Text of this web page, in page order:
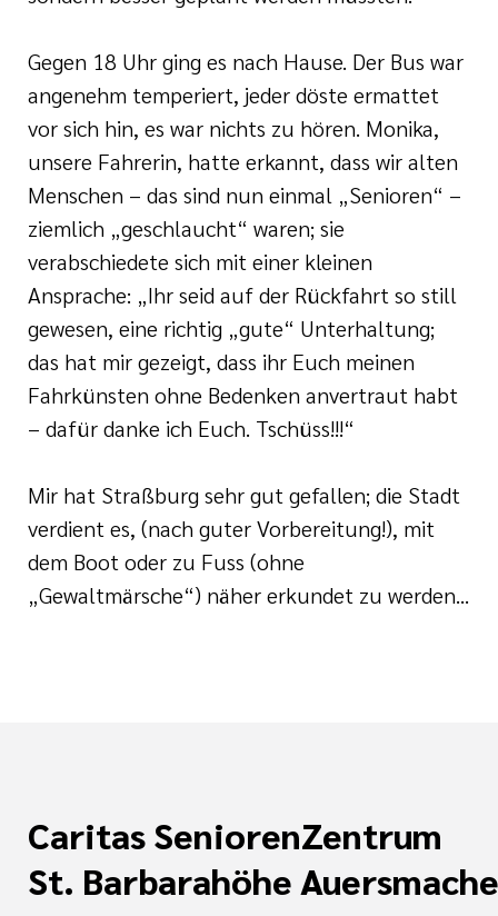
Gegen 18 Uhr ging es nach Hause. Der Bus war
angenehm temperiert, jeder döste ermattet
vor sich hin, es war nichts zu hören. Monika,
unsere Fahrerin, hatte erkannt, dass wir alten
Menschen – das sind nun einmal „Senioren“ –
ziemlich „geschlaucht“ waren; sie
verabschiedete sich mit einer kleinen
Ansprache: „Ihr seid auf der Rückfahrt so still
gewesen, eine richtig „gute“ Unterhaltung;
das hat mir gezeigt, dass ihr Euch meinen
Fahrkünsten ohne Bedenken anvertraut habt
– dafür danke ich Euch. Tschüss!!!“
Mir hat Straßburg sehr gut gefallen; die Stadt
verdient es, (nach guter Vorbereitung!), mit
dem Boot oder zu Fuss (ohne
„Gewaltmärsche“) näher erkundet zu werden...
Caritas SeniorenZentrum
St. Barbarahöhe